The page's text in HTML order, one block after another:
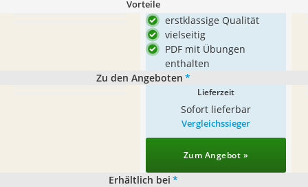
Vorteile
erstklassige Qualität
vielseitig
PDF mit Übungen
enthalten
Zu den Angeboten *
Lieferzeit
Sofort lieferbar
Vergleichssieger
Zum Angebot »
Erhältlich bei *